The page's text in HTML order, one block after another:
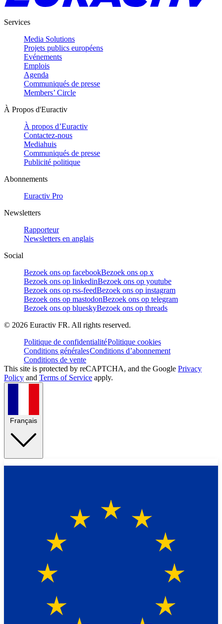
Services
Media Solutions
Projets publics européens
Evénements
Emplois
Agenda
Communiqués de presse
Members’ Circle
À Propos d'Euractiv
À propos d’Euractiv
Contactez-nous
Mediahuis
Communiqués de presse
Publicité politique
Abonnements
Euractiv Pro
Newsletters
Rapporteur
Newsletters en anglais
Social
Bezoek ons op facebookBezoek ons op x
Bezoek ons op linkedinBezoek ons op youtube
Bezoek ons op rss-feedBezoek ons op instagram
Bezoek ons op mastodonBezoek ons op telegram
Bezoek ons op blueskyBezoek ons op threads
© 2026 Euractiv FR. All rights reserved.
Politique de confidentialitéPolitique cookies
Conditions généralesConditions d’abonnement
Conditions de vente
This site is protected by reCAPTCHA, and the Google Privacy
Policy and Terms of Service apply.
Français